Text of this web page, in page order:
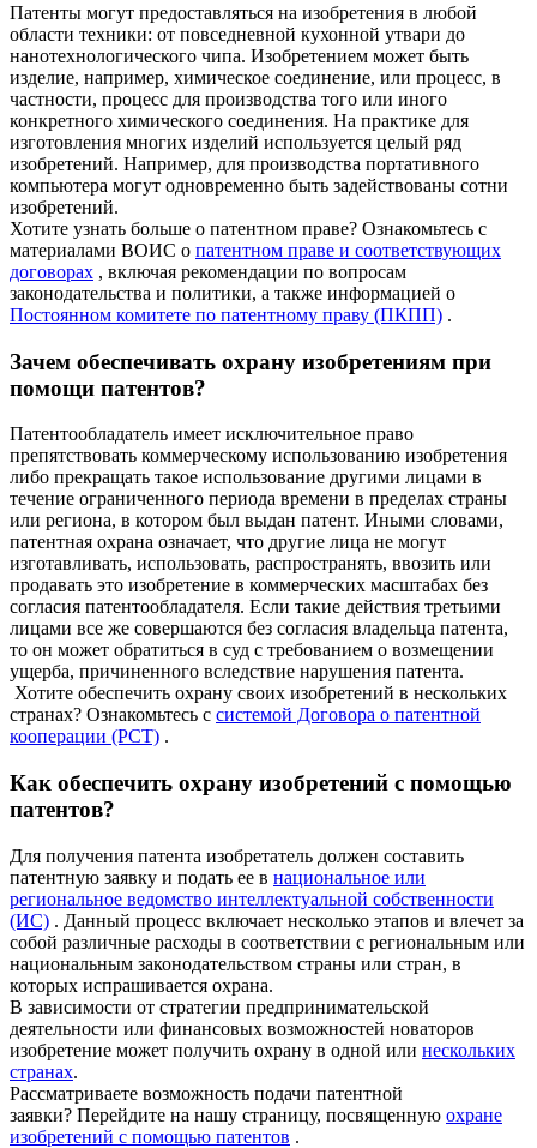
Патенты могут предоставляться на изобретения в любой
области техники: от повседневной кухонной утвари до
нанотехнологического чипа. Изобретением может быть
изделие, например, химическое соединение, или процесс, в
частности, процесс для производства того или иного
конкретного химического соединения. На практике для
изготовления многих изделий используется целый ряд
изобретений. Например, для производства портативного
компьютера могут одновременно быть задействованы сотни
изобретений.
Хотите узнать больше о патентном праве? Ознакомьтесь с
материалами ВОИС о патентном праве и соответствующих
договорах , включая рекомендации по вопросам
законодательства и политики, а также информацией о
Постоянном комитете по патентному праву (ПКПП) .
Зачем обеспечивать охрану изобретениям при
помощи патентов?
Патентообладатель имеет исключительное право
препятствовать коммерческому использованию изобретения
либо прекращать такое использование другими лицами в
течение ограниченного периода времени в пределах страны
или региона, в котором был выдан патент. Иными словами,
патентная охрана означает, что другие лица не могут
изготавливать, использовать, распространять, ввозить или
продавать это изобретение в коммерческих масштабах без
согласия патентообладателя. Если такие действия третьими
лицами все же совершаются без согласия владельца патента,
то он может обратиться в суд с требованием о возмещении
ущерба, причиненного вследствие нарушения патента.
Хотите обеспечить охрану своих изобретений в нескольких
странах? Ознакомьтесь с системой Договора о патентной
кооперации (PCT) .
Как обеспечить охрану изобретений с помощью
патентов?
Для получения патента изобретатель должен составить
патентную заявку и подать ее в национальное или
региональное ведомство интеллектуальной собственности
(ИС) . Данный процесс включает несколько этапов и влечет за
собой различные расходы в соответствии с региональным или
национальным законодательством страны или стран, в
которых испрашивается охрана.
В зависимости от стратегии предпринимательской
деятельности или финансовых возможностей новаторов
изобретение может получить охрану в одной или нескольких
странах.
Рассматриваете возможность подачи патентной
заявки? Перейдите на нашу страницу, посвященную охране
изобретений с помощью патентов .